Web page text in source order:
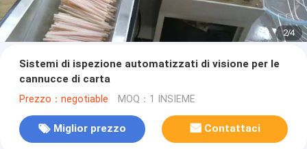
2/4
Sistemi di ispezione automatizzati di visione per le
cannucce di carta
Prezzo：negotiable MOQ：1 INSIEME
Miglior prezzo Contattaci